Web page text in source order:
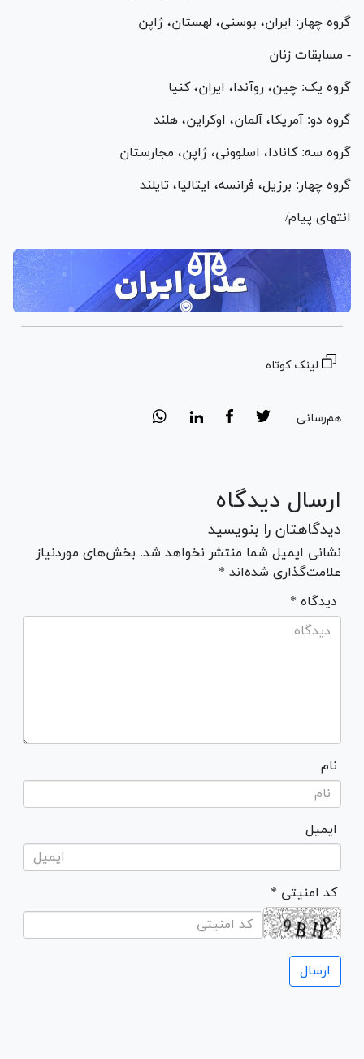
گروه چهار: ایران، بوسنی، لهستان، ژاپن
- مسابقات زنان
گروه یک: چین، روآندا، ایران، کنیا
گروه دو: آمریکا، آلمان، اوکراین، هلند
گروه سه: کانادا، اسلوونی، ژاپن، مجارستان
گروه چهار: برزیل، فرانسه، ایتالیا، تایلند
انتهای پیام/
لینک کوتاه
هم‌رسانی:
ارسال دیدگاه
دیدگاهتان را بنویسید
نشانی ایمیل شما منتشر نخواهد شد. بخش‌های موردنیاز
علامت‌گذاری شده‌اند *
* دیدگاه
نام
ایمیل
* کد امنیتی